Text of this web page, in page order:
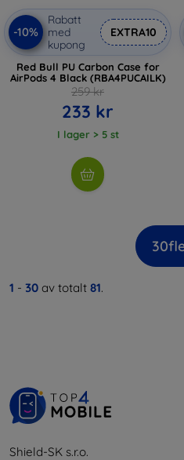
-10%
Rabatt
med
kupong
EXTRA10
Red Bull PU Carbon Case for
AirPods 4 Black (RBA4PUCAILK)
259 kr
233 kr
I lager > 5 st
30
1 - 30 av totalt 81.
Shield-SK s.r.o.